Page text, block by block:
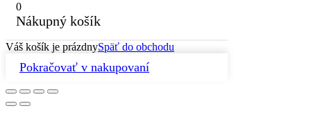
0
Nákupný košík
Váš košík je prázdnySpäť do obchodu
Pokračovať v nakupovaní